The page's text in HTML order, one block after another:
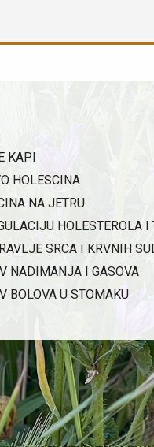
KAPI
HOLESCINA
NA JETRU
HOLESTEROLA I
SRCA I KRVNIH
NADIMANJA I GASOVA
BOLOVA U STOMAKU